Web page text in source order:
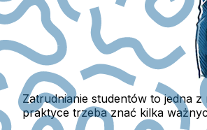
Zatrudnianie studentów to jedna
praktyce trzeba znać kilka